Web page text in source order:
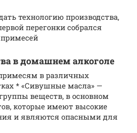
технологию производства,
перегонки собрался
в домашнем алкоголе
в различных
* «Сивушные масла» —
веществ, в основном
которые имеют высокие
и являются опасными для